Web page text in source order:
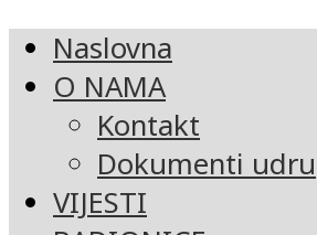
Naslovna
O NAMA
Kontakt
Dokumenti
VIJESTI